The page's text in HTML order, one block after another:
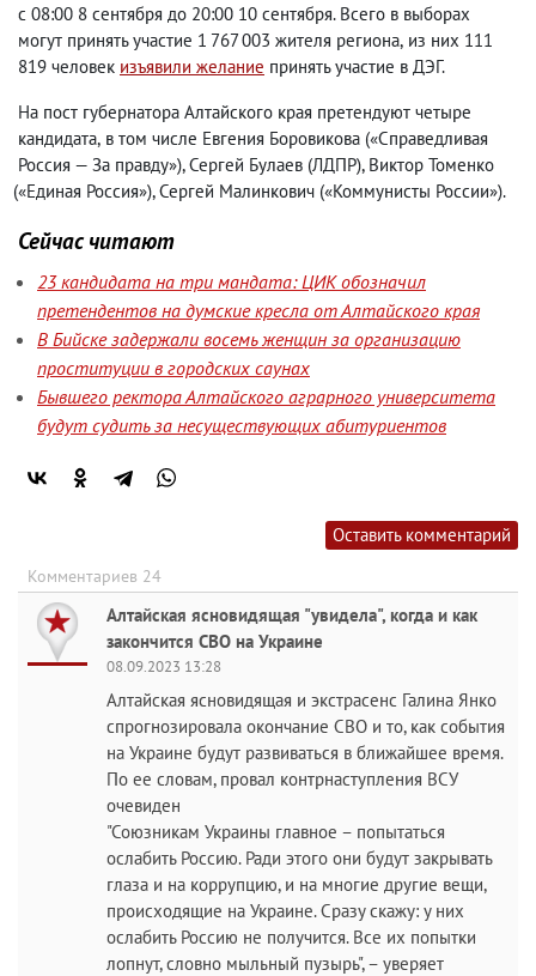
с 08:00 8 сентября до 20:00 10 сентября. Всего в выборах
могут принять участие 1 767 003 жителя региона, из них 111
819 человек изъявили желание принять участие в ДЭГ.
На пост губернатора Алтайского края претендуют четыре
кандидата, в том числе Евгения Боровикова («Справедливая
Россия — За правду»), Сергей Булаев (ЛДПР), Виктор Томенко
(«Единая Россия»), Сергей Малинкович («Коммунисты России»).
Сейчас читают
23 кандидата на три мандата: ЦИК обозначил
претендентов на думские кресла от Алтайского края
В Бийске задержали восемь женщин за организацию
проституции в городских саунах
Бывшего ректора Алтайского аграрного университета
будут судить за несуществующих абитуриентов
Оставить комментарий
Комментариев 24
Алтайская ясновидящая "увидела", когда и как
закончится СВО на Украине
08.09.2023 13:28
Алтайская ясновидящая и экстрасенс Галина Янко
спрогнозировала окончание СВО и то, как события
на Украине будут развиваться в ближайшее время.
По ее словам, провал контрнаступления ВСУ
очевиден
"Союзникам Украины главное – попытаться
ослабить Россию. Ради этого они будут закрывать
глаза и на коррупцию, и на многие другие вещи,
происходящие на Украине. Сразу скажу: у них
ослабить Россию не получится. Все их попытки
лопнут, словно мыльный пузырь", – уверяет